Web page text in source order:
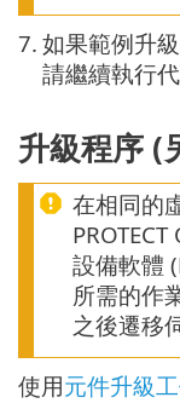
7. 如果範例升
請繼續執行
升級程序 (
在相同的
設備軟體
所需的作
之後遷移
使用元件升級